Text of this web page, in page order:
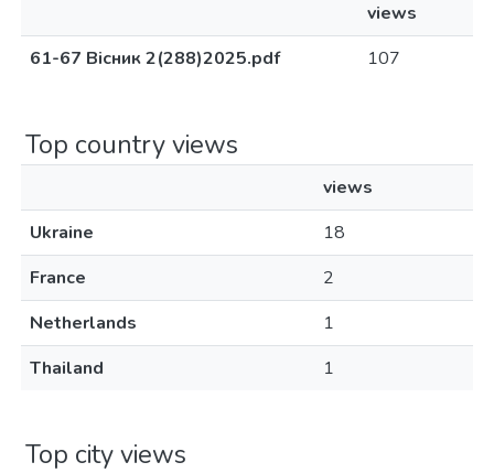
views
61-67 Вісник 2(288)2025.pdf
107
Top country views
views
Ukraine
18
France
2
Netherlands
1
Thailand
1
Top city views